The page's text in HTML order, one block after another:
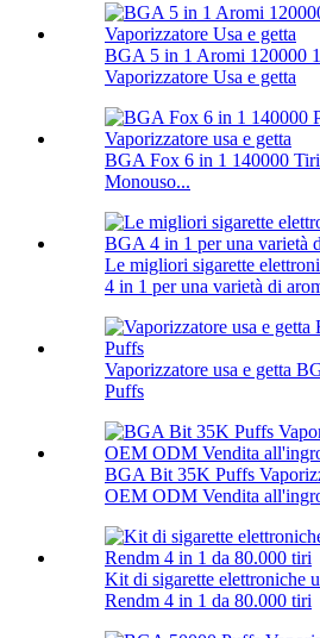
BGA 5 in 1 Aromi 120000
Vaporizzatore Usa e getta
BGA Fox 6 in 1 140000
Monouso...
Le migliori sigarette
4 in 1 per una varietà di
Vaporizzatore usa e getta
Puffs
BGA Bit 35K Puffs
OEM ODM Vendita
Kit di sigarette elettroniche
Rendm 4 in 1 da 80.000 tiri